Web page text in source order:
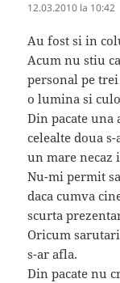
12.03.2010 la 10:42
Au fost si in
Acum nu stiu
personal pe
o lumina si
Din pacate
celealte doua
un mare necaz
Nu-mi permit
daca cumva
scurta
Oricum
s-ar afla.
Din pacate nu